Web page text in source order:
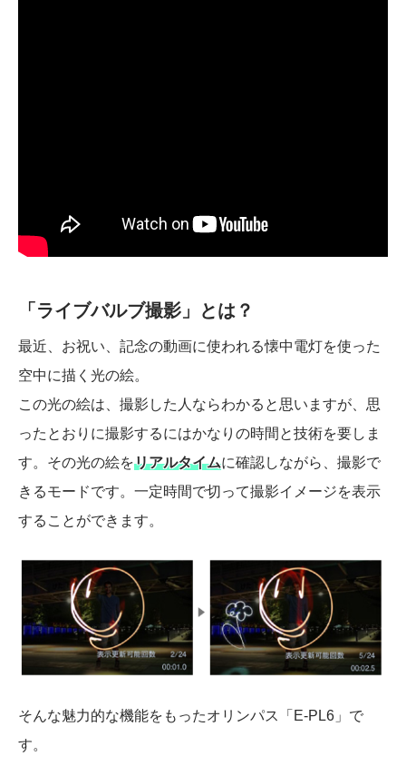
「ライブバルブ撮影」とは？
最近、お祝い、記念の動画に使われる懐中電灯を使った
空中に描く光の絵。
この光の絵は、撮影した人ならわかると思いますが、思
ったとおりに撮影するにはかなりの時間と技術を要しま
す。その光の絵をリアルタイムに確認しながら、撮影で
きるモードです。一定時間で切って撮影イメージを表示
することができます。
そんな魅力的な機能をもったオリンパス「E-PL6」で
す。